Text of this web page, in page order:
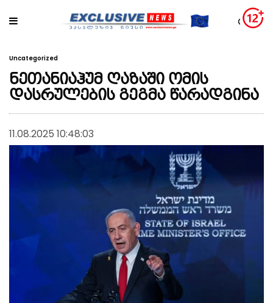
Uncategorized
ნეთანიაჰუმ ღაზაში ომის
დასრულების გეგმა წარადგინა
11.08.2025 10:48:03